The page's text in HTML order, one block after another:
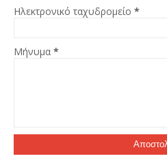
Ηλεκτρονικό ταχυδρομείο *
Μήνυμα *